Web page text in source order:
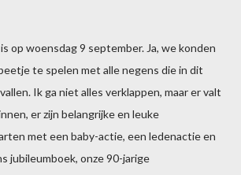
op woensdag 9 september. Ja, we konden
te spelen met alle negens die in dit
Ik ga niet alles verklappen, maar er valt
er zijn belangrijke en leuke
met een baby-actie, een ledenactie en
jubileumboek, onze 90-jarige